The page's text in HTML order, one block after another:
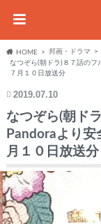
HOME
邦画・ドラマ
なつぞら(朝ドラ)８７話のフ
７月１０日放送分
2019.07.10
なつぞら(朝ド
Pandoraより
月１０日放送分